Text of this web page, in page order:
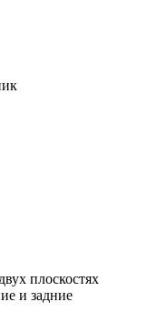
плоскостях
и задние